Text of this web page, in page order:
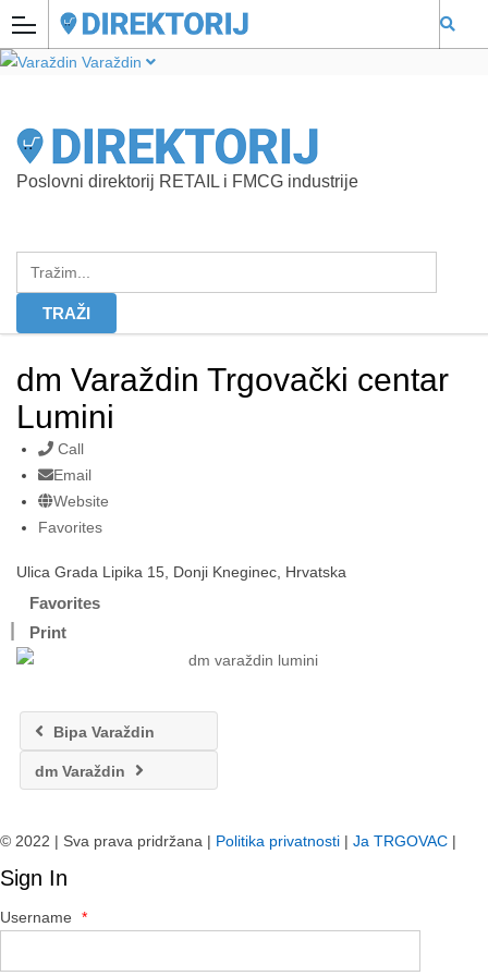
Varaždin
Poslovni direktorij RETAIL i FMCG industrije
dm Varaždin Trgovački centar
Lumini
Call
Email
Website
Favorites
Ulica Grada Lipika 15, Donji Kneginec, Hrvatska
Favorites
Print
Bipa Varaždin
dm Varaždin
© 2022 | Sva prava pridržana | Politika privatnosti | Ja TRGOVAC |
Sign In
Username *